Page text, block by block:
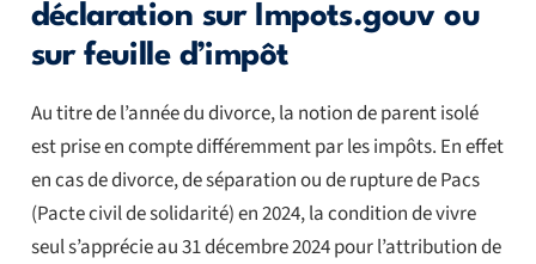
déclaration sur Impots.gouv ou
sur feuille d’impôt
Au titre de l’année du divorce, la notion de parent isolé
est prise en compte différemment par les impôts. En effet
en cas de divorce, de séparation ou de rupture de Pacs
(Pacte civil de solidarité) en 2024, la condition de vivre
seul s’apprécie au 31 décembre 2024 pour l’attribution de